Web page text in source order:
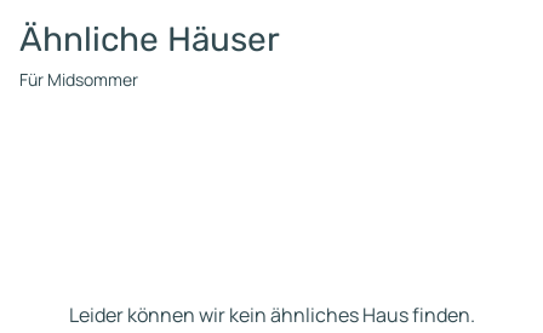
Ähnliche Häuser
Für Midsommer
Leider können wir kein ähnliches Haus finden.